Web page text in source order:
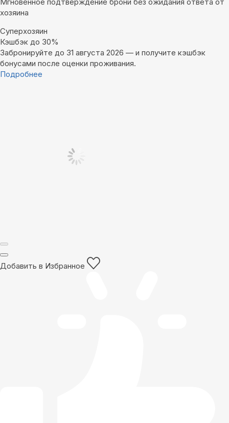
Мгновенное подтверждение брони без ожидания ответа от
хозяина
Суперхозяин
Кэшбэк до 30%
Забронируйте до 31 августа 2026 — и получите кэшбэк
бонусами после оценки проживания.
Подробнее
Добавить в Избранное